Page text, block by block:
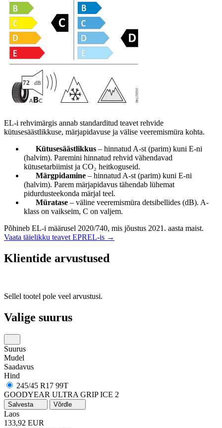
EL-i rehvimärgis annab standarditud teavet rehvide
kütusesäästlikkuse, märjapidavuse ja välise veeremismüra kohta.
Kütusesäästlikkus – hinnatud A-st (parim) kuni E-ni
(halvim). Paremini hinnatud rehvid vähendavad
kütusetarbiimist ja CO₂ heitkoguseid.
Märgpidamine – hinnatud A-st (parim) kuni E-ni
(halvim). Parem märjapidavus tähendab lühemat
pidurdusteekonda märjal teel.
Müratase – väline veeremismüra detsibellides (dB). A-
klass on vaikseim, C on valjem.
Põhineb EL-i määrusel 2020/740, mis jõustus 2021. aasta maist.
Vaata täielikku teavet EPREL-is →
Klientide arvustused
Sellel tootel pole veel arvustusi.
Valige suurus
Suurus
Mudel
Saadavus
Hind
245/45 R17 99T
GOODYEAR ULTRA GRIP ICE 2
Salvesta Võrdle
Laos
133,92 EUR